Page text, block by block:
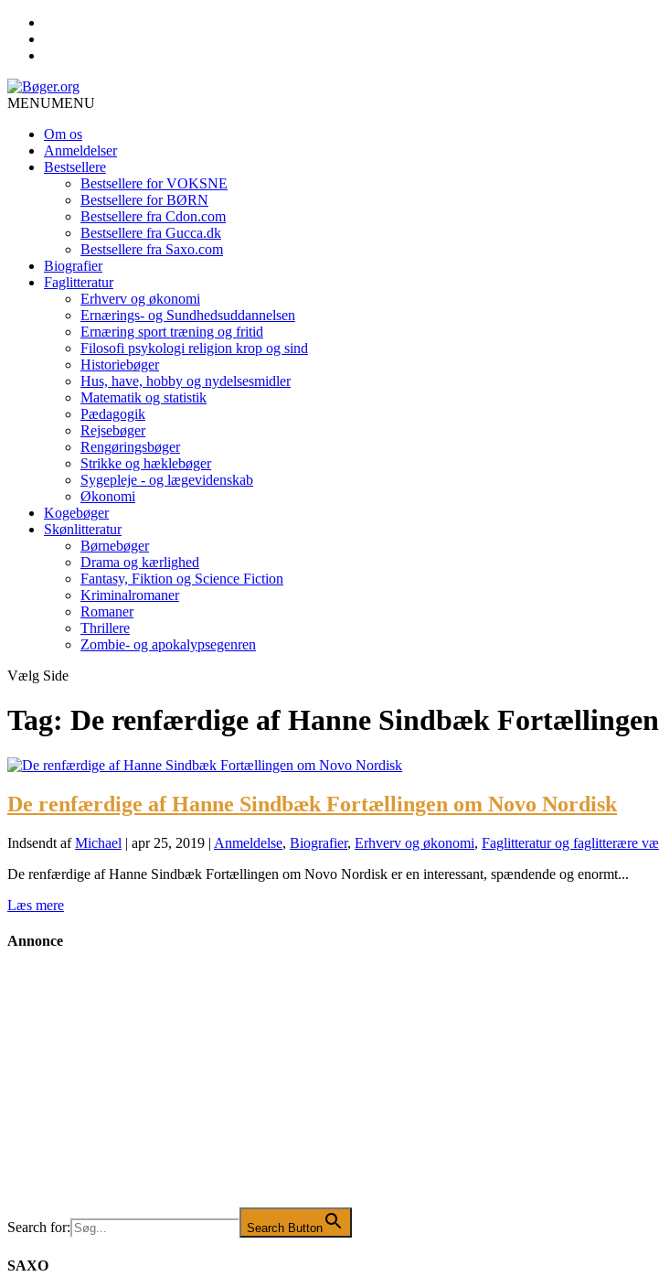
MENUMENU
Om os
Anmeldelser
Bestsellere
Bestsellere for VOKSNE
Bestsellere for BØRN
Bestsellere fra Cdon.com
Bestsellere fra Gucca.dk
Bestsellere fra Saxo.com
Biografier
Faglitteratur
Erhverv og økonomi
Ernærings- og Sundhedsuddannelsen
Ernæring sport træning og fritid
Filosofi psykologi religion krop og sind
Historiebøger
Hus, have, hobby og nydelsesmidler
Matematik og statistik
Pædagogik
Rejsebøger
Rengøringsbøger
Strikke og hæklebøger
Sygepleje - og lægevidenskab
Økonomi
Kogebøger
Skønlitteratur
Børnebøger
Drama og kærlighed
Fantasy, Fiktion og Science Fiction
Kriminalromaner
Romaner
Thrillere
Zombie- og apokalypsegenren
Vælg Side
Tag: De renfærdige af Hanne Sindbæk
De renfærdige af Hanne Sindbæk Fortællingen om Novo Nordisk
Indsendt afMichael | apr 25, 2019 | Anmeldelse, Biografier, Erhverv og økonomi, Faglitteratur og faglitterære
De renfærdige af Hanne Sindbæk Fortællingen om Novo Nordisk er en interessant, spændende og enormt...
Læs mere
Annonce
Search for: Search Button
SAXO